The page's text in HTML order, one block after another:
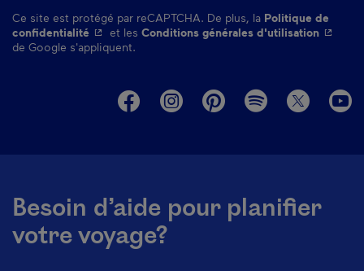
Ce site est protégé par reCAPTCHA. De plus, la Politique de
confidentialité - Cet hyperlien s'ouvrira dans une nouvelle fenêtre.
et les Conditions générales d'utilisation- Cet
de Google s'appliquent.
Besoin d’aide pour planifier
votre voyage?